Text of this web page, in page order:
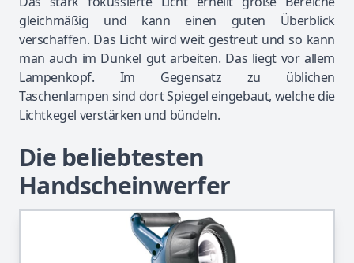
gleichmäßig und kann einen guten Überblick
verschaffen. Das Licht wird weit gestreut und so kann
man auch im Dunkel gut arbeiten. Das liegt vor allem
Lampenkopf. Im Gegensatz zu üblichen
Taschenlampen sind dort Spiegel eingebaut, welche die
Lichtkegel verstärken und bündeln.
Die beliebtesten
Handscheinwerfer